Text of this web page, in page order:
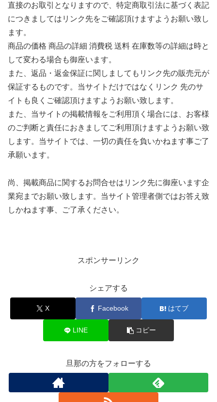
直接のお取引となりますので、特定商取引法に基づく表記
につきましてはリンク先をご確認頂けますようお願い致し
ます。
商品の価格 商品の詳細 消費税 送料 在庫数等の詳細は時と
して変わる場合も御座います。
また、返品・返金保証に関しましてもリンク先の販売元が
保証するものです。当サイトだけではなくリンク 先のサ
イトも良くご確認頂けますようお願い致します。
また、当サイトの掲載情報をご利用頂く場合には、お客様
のご判断と責任におきましてご利用頂けますようお願い致
します。当サイトでは、一切の責任を負いかねます事ご了
承願います。
尚、掲載商品に関するお問合せはリンク先に御座います企
業宛までお願い致します。当サイト管理者側ではお答え致
しかねます事、ご了承ください。
スポンサーリンク
シェアする
X Facebook はてブ
LINE コピー
旦那の方をフォローする